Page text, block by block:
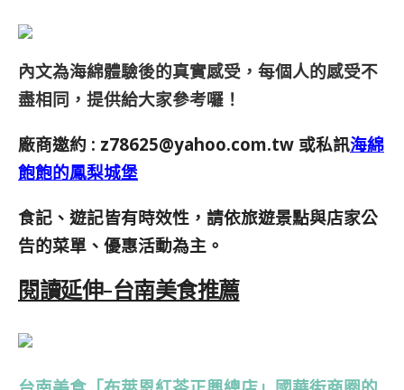
內文為海綿體驗後的真實感受，每個人的感受不
盡相同，提供給大家參考囉！
廠商邀約 : z78625@yahoo.com.tw 或私訊海綿
飽飽的鳳梨城堡
食記、遊記皆有時效性，請依旅遊景點與店家公
告的菜單、優惠活動為主。
閱讀延伸-台南美食推薦